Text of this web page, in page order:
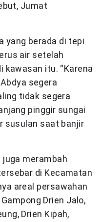
Jumat
yang berada di tepi
air setelah
kawasan itu. “Karena
segera
tidak segera
pinggir sungai
susulan saat banjir
juga merambah
di Kecamatan
areal persawahan
Drien Jalo,
Drien Kipah,